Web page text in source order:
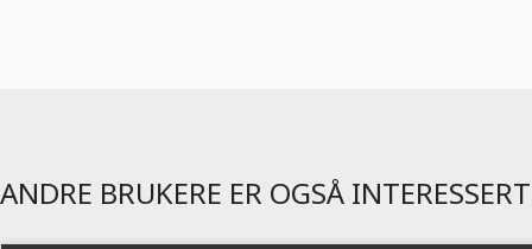
ANDRE BRUKERE ER OGSÅ INTERESSERT